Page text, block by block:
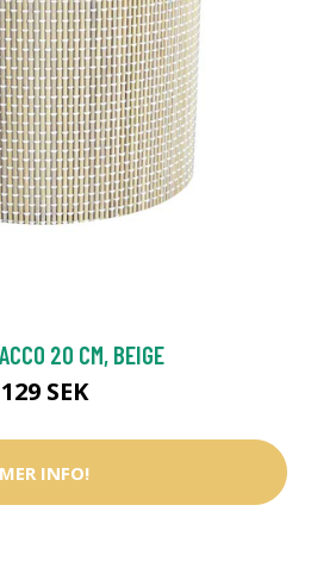
20 CM, BEIGE
129 SEK
MER INFO!